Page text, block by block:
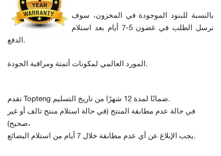
بالنسبة للبنود الموجودة في المخزون، سوف
نرسل الطلب في غضون 5-7 أيام بعد استلام
الدفع.
المورد العالمي لمكونات أتمتة ومراقبة الجودة.
تقدم Topteng ضمانًا لمدة 12 شهرًا من تاريخ التسليم.
في حالة عدم مطابقة المنتج (في حالة استلام منتج تالف أو غير
صحيح)،
يجب الإبلاغ عن أي عدم مطابقة خلال 7 أيام من استلام البضائع.